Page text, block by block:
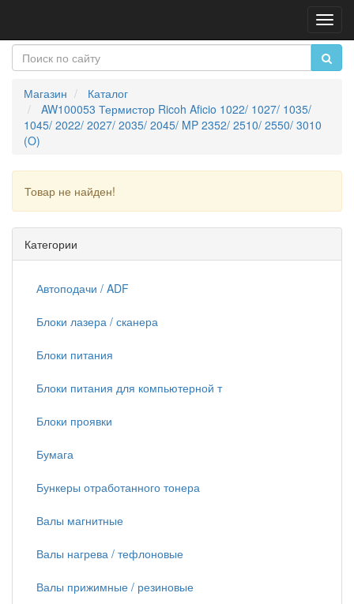
Магазин
Каталог
AW100053 Термистор Ricoh Aficio 1022/ 1027/ 1035/
1045/ 2022/ 2027/ 2035/ 2045/ MP 2352/ 2510/ 2550/ 3010
(O)
Товар не найден!
Категории
Автоподачи / ADF
Блоки лазера / сканера
Блоки питания
Блоки питания для компьютерной т
Блоки проявки
Бумага
Бункеры отработанного тонера
Валы магнитные
Валы нагрева / тефлоновые
Валы прижимные / резиновые